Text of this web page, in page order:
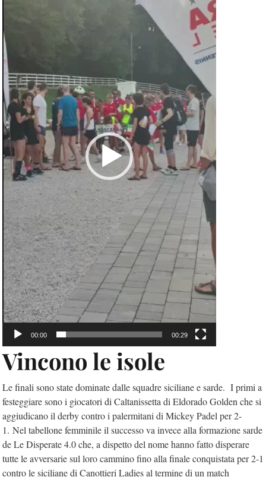
00:00 00:29
Vincono le isole
Le finali sono state dominate dalle squadre siciliane e sarde. I primi a
festeggiare sono i giocatori di Caltanissetta di Eldorado Golden che si
aggiudicano il derby contro i palermitani di Mickey Padel per 2-
1. Nel tabellone femminile il successo va invece alla formazione sarde
de Le Disperate 4.0 che, a dispetto del nome hanno fatto disperare
tutte le avversarie sul loro cammino fino alla finale conquistata per 2-1
contro le siciliane di Canottieri Ladies al termine di un match